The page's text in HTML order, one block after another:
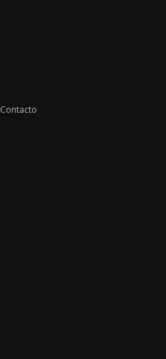
Contacto